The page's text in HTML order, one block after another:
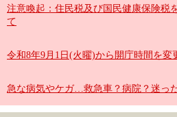
注意喚起：住民税及び国民健康保険税
て
令和8年9月1日(火曜)から開庁時間を変
急な病気やケガ…救急車？病院？迷った